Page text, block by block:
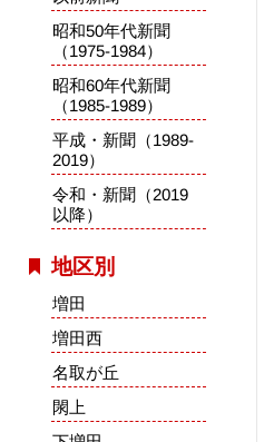
昭和50年代新聞
（1975-1984）
昭和60年代新聞
（1985-1989）
平成・新聞（1989-
2019）
令和・新聞（2019
以降）
地区別
増田
増田西
名取が丘
閖上